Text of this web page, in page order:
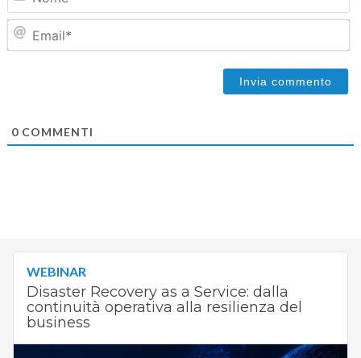
0COMMENTI
WEBINAR
Disaster Recovery as a Service: dalla
continuità operativa alla resilienza del
business